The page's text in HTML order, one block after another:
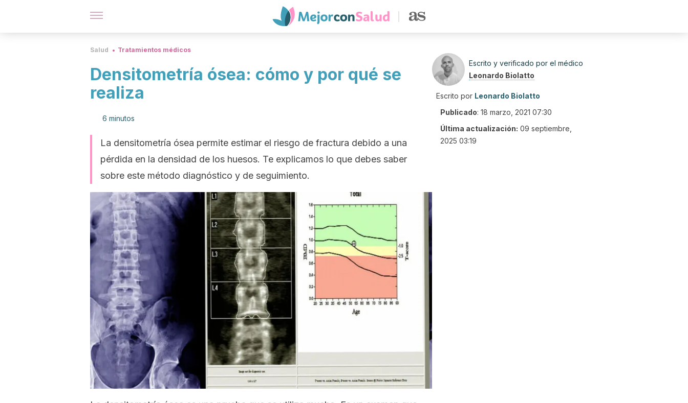
Salud Tratamientos médicos
Densitometría ósea: cómo y por qué se
realiza
6 minutos
La densitometría ósea permite estimar el riesgo de fractura debido a una
pérdida en la densidad de los huesos. Te explicamos lo que debes saber
sobre este método diagnóstico y de seguimiento.
Escrito y verificado por el médico
Leonardo Biolatto
Escrito por Leonardo Biolatto
Publicado: 18 marzo, 2021 07:30
Última actualización: 09 septiembre,
2025 03:19